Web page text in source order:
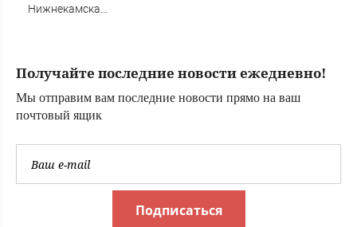
07/08/2026 –
Нижнекамска
Новости
Получайте последние новости ежедневно!
Мы отправим вам последние новости прямо на ваш
почтовый ящик
Подписаться